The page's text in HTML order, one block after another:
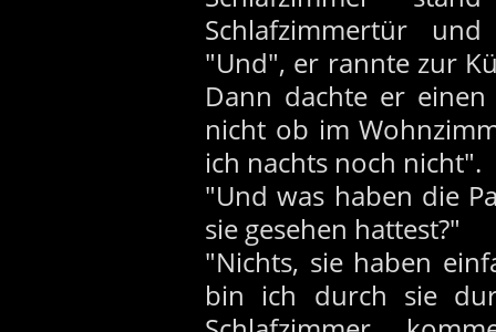
Schlafzimmertür
"Und", er rannte zur
Dann dachte er
nicht ob im
ich nachts noch nicht".
"Und was haben die
sie gesehen hattest?"
"Nichts, sie haben
bin ich durch sie